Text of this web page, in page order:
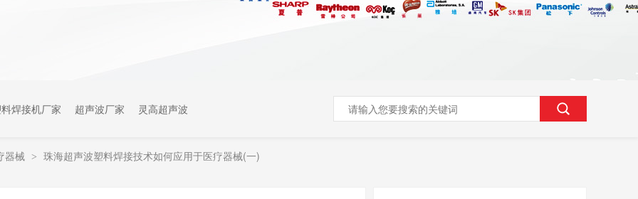
焊接机厂家 超声波厂家 灵高超声波
器械 > 珠海超声波塑料焊接技术如何应用于医疗器械(一)